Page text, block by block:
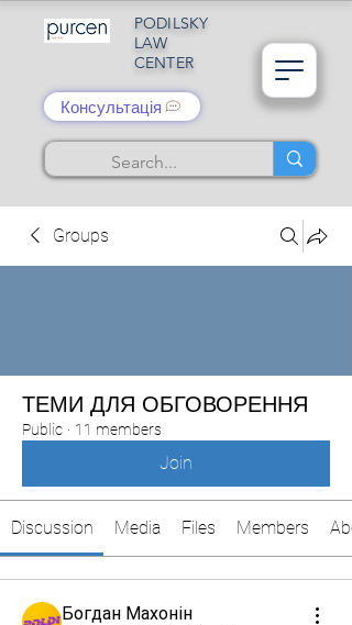
PODILSKY
LAW
CENTER
Консультація
Groups
ТЕМИ ДЛЯ ОБГОВОРЕННЯ
Public · 11 members
Join
Discussion Media Files Members
Богдан Махонін